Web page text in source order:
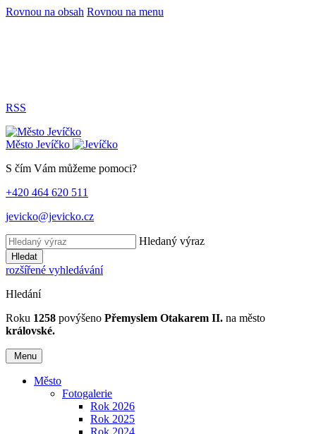
Rovnou na obsah Rovnou na menu
RSS
Město Jevíčko
S čím Vám můžeme pomoci?
+420 464 620 511
jevicko@jevicko.cz
Hledaný výraz
Hledat
rozšířené vyhledávání
Hledání
Roku 1258 povýšeno Přemyslem Otakarem II. na město
královské.
Menu
Město
Fotogalerie
Rok 2026
Rok 2025
Rok 2024